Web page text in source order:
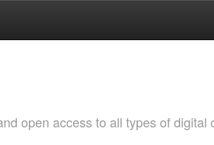
open access to all types of digital